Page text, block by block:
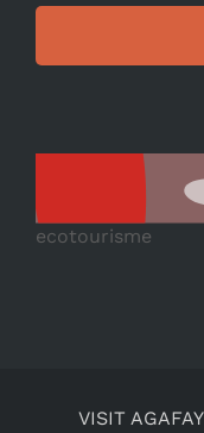
ecotourisme
VISIT